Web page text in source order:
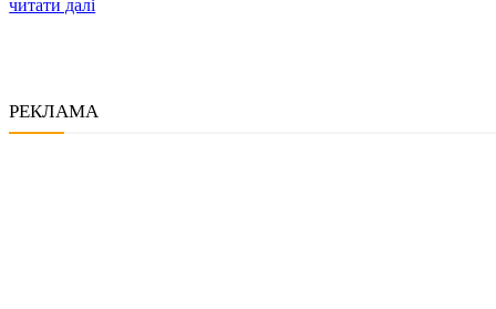
читати далі
РЕКЛАМА